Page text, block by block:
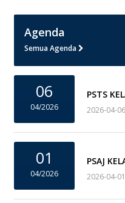
Agenda
Semua Agenda
06
04/2026
PSTS
2026-04-
01
04/2026
PSAJ
2026-04-